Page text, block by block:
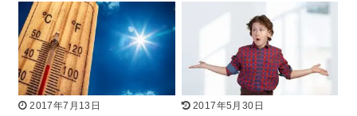
2017年7月13日
2017年5月30日